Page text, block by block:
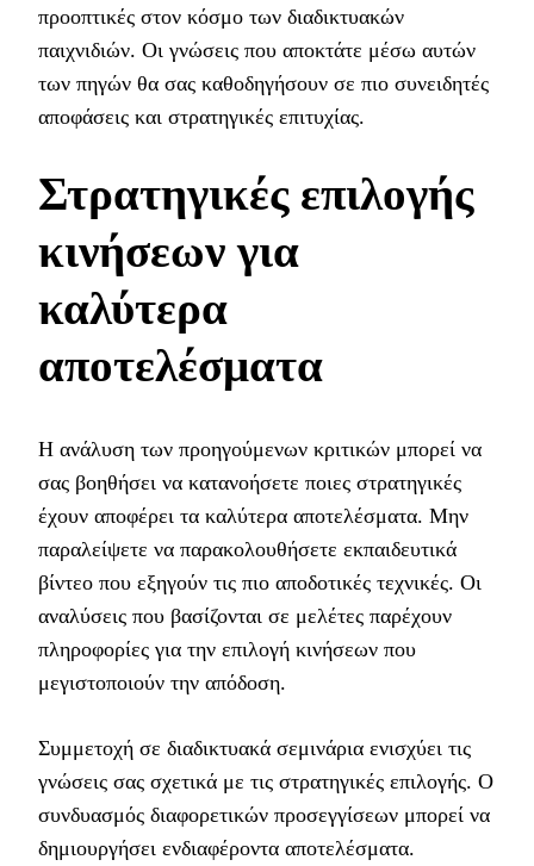
προοπτικές στον κόσμο των διαδικτυακών
παιχνιδιών. Οι γνώσεις που αποκτάτε μέσω αυτών
των πηγών θα σας καθοδηγήσουν σε πιο συνειδητές
αποφάσεις και στρατηγικές επιτυχίας.
Στρατηγικές επιλογής
κινήσεων για
καλύτερα
αποτελέσματα
Η ανάλυση των προηγούμενων κριτικών μπορεί να
σας βοηθήσει να κατανοήσετε ποιες στρατηγικές
έχουν αποφέρει τα καλύτερα αποτελέσματα. Μην
παραλείψετε να παρακολουθήσετε εκπαιδευτικά
βίντεο που εξηγούν τις πιο αποδοτικές τεχνικές. Οι
αναλύσεις που βασίζονται σε μελέτες παρέχουν
πληροφορίες για την επιλογή κινήσεων που
μεγιστοποιούν την απόδοση.
Συμμετοχή σε διαδικτυακά σεμινάρια ενισχύει τις
γνώσεις σας σχετικά με τις στρατηγικές επιλογής. Ο
συνδυασμός διαφορετικών προσεγγίσεων μπορεί να
δημιουργήσει ενδιαφέροντα αποτελέσματα.